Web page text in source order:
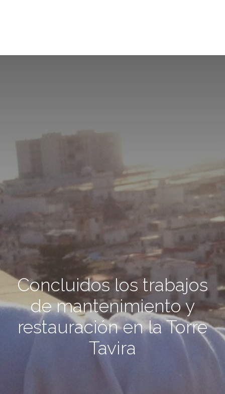
Concluidos los trabajos
de mantenimiento y
restauración en la Torre
Tavira